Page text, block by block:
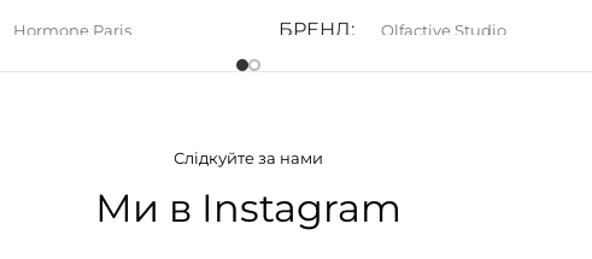
Hormone Paris
Солодкі
БРЕНД Olfactive Studio
Мускусні
Слідкуйте за нами
Ми в Instagram